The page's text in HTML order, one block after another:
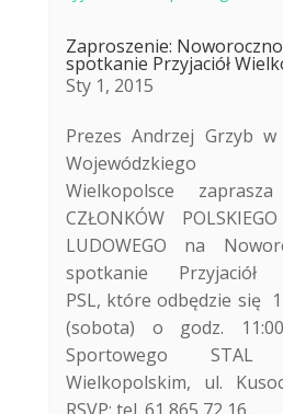
Zaproszenie:
spotkanie Przyjaciół
Sty 1, 2015
Prezes Andrzej Grzyb
Wielkopolsce
CZŁONKÓW
LUDOWEGO na
spotkanie Przyjaciół
PSL, które odbędzie się
(sobota) o godz.
Sportowego
Wielkopolskim, ul.